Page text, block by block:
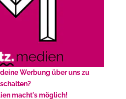
Werbung über uns zu
schalten?
macht's möglich!